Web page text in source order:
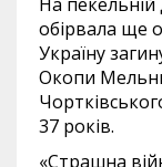
обірвала ще
Україну
Окопи
37 років.
«Страшна